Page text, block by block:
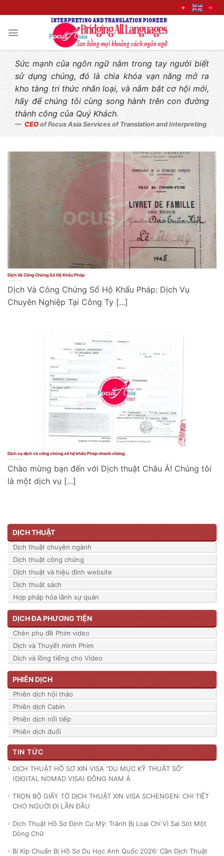
Sức mạnh của ngôn ngữ nằm trong tay người biết
sử dụng chúng, đó là chìa khóa vạn năng mở ra
kho tàng tri thức nhân loại, và nắm bắt cơ hội mới,
hãy để chúng tôi cùng song hành trên con đường
thành công của Quý Khách.
CEO of Focus Asia Services of Translation and Interpreting
Dịch Và Công Chứng Sổ Hộ Khẩu Pháp
Dịch Và Công Chứng Sổ Hộ Khẩu Pháp: Dịch Vụ
Chuyên Nghiệp Tại Công Ty [...]
Dịch vụ dịch và công chứng sổ hộ khẩu Pháp nhanh chóng
Chào mừng bạn đến với Dịch thuật Châu Á! Chúng tôi
là một dịch vụ [...]
DỊCH THUẬT
Dịch thuật chuyên ngành
Dịch thuật công chứng
Dịch thuật và hiệu đính website
Dịch thuật sách
Hợp pháp hóa lãnh sự quán
DỊCH ĐA PHƯƠNG TIỆN
Chèn phụ đề Phim video
Dịch và Thuyết minh Phim
Dịch và lồng tiếng cho Video
PHIÊN DỊCH
Phiên dịch hội thảo
Phiên dịch Cabin
Phiên dịch nối tiếp
Phiên dịch đuổi
TIN TỨC
DỊCH THUẬT HỒ SƠ XIN VISA “DU MỤC KỸ THUẬT SỐ”
(DIGITAL NOMAD VISA) ĐÔNG NAM Á
TRỌN BỘ GIẤY TỜ DỊCH THUẬT XIN VISA SCHENGEN: CHI TIẾT
CHO NGUỜI ĐI LẦN ĐẦU
Dịch Thuật Hồ Sơ Định Cư Mỹ: Tránh Bị Loại Chỉ Vì Sai Sót Một
Dòng Chữ
Bí Kíp Chuẩn Bị Hồ Sơ Du Học Anh Quốc 2026: Cần Dịch Thuật